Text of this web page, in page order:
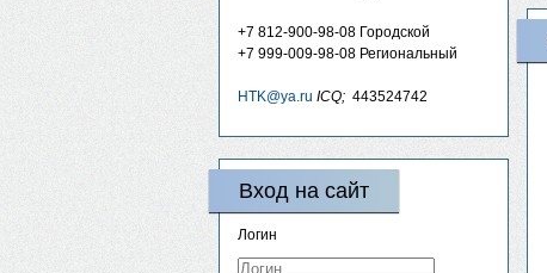
+7 812-900-98-08 Городской
+7 999-009-98-08 Региональный
HTK@ya.ru ICQ; 443524742
Вход на сайт
Логин